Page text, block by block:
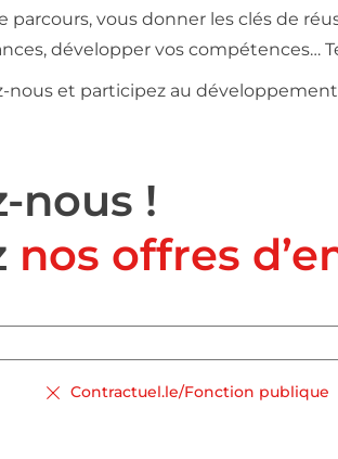
parcours, vous donner les clés de
développer vos compétences…
nous et participez au
nous !
nos offres
Contractuel.le/Fonction publique